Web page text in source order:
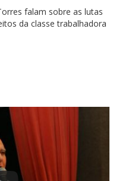
falam sobre as lutas
da classe trabalhadora